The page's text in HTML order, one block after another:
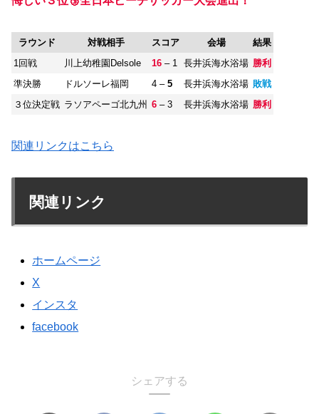
ラウンド 対戦相手 スコア 会場
結果
1回戦
川上幼稚園Delsole 16 – 1 長井浜海水浴場 勝利
準決勝
ドルソーレ福岡 4 – 5 長井浜海水浴場 敗戦
３位決定戦 ラソアペーゴ北九州 6 – 3 長井浜海水浴場 勝利
関連リンクはこちら
関連リンク
ホームページ
X
インスタ
facebook
シェアする